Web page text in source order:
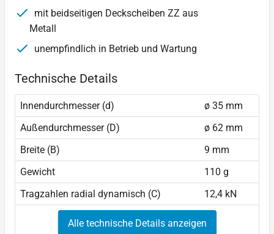
mit beidseitigen Deckscheiben ZZ aus
Metall
unempfindlich in Betrieb und Wartung
Technische Details
Innendurchmesser (d)
ø 35 mm
Außendurchmesser (D)
ø 62 mm
Breite (B)
9 mm
Gewicht
110 g
Tragzahlen radial dynamisch (C)
12,4 kN
Alle technische Details anzeigen